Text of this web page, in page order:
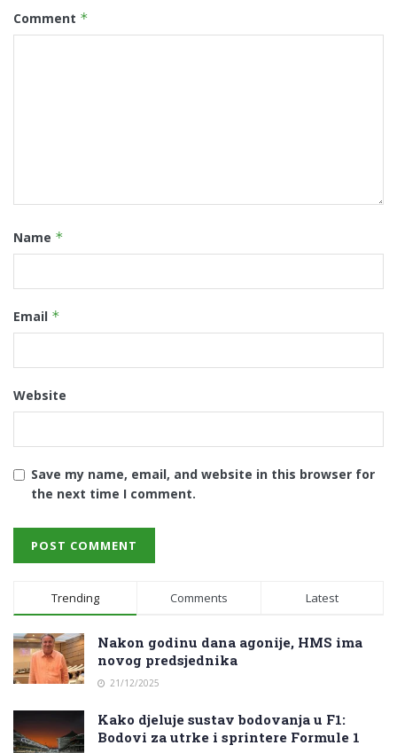
Comment *
Name *
Email *
Website
Save my name, email, and website in this browser for
the next time I comment.
Trending Comments Latest
Nakon godinu dana agonije, HMS ima
novog predsjednika
21/12/2025
Kako djeluje sustav bodovanja u F1:
Bodovi za utrke i sprintere Formule 1